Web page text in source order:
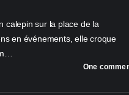
calepin sur la place de la
en événements, elle croque
One